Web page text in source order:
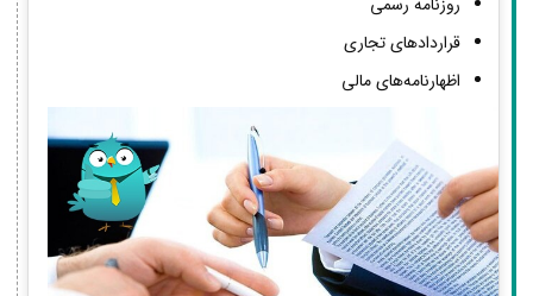
قراردادهای تجاری
اظهارنامه‌های مالی